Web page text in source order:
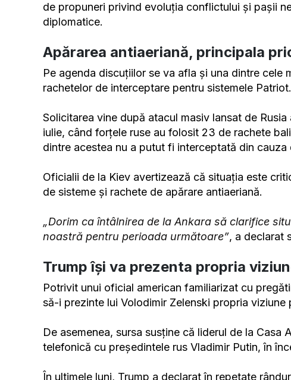
de propuneri privind evoluția conflictului și pașii
diplomatice.
Apărarea antiaeriană, principala
Pe agenda discuțiilor se va afla și una dintre cele
rachetelor de interceptare pentru sistemele Patriot.
Solicitarea vine după atacul masiv lansat de
iulie, când forțele ruse au folosit 23 de rachete
dintre acestea nu a putut fi interceptată din
Oficialii de la Kiev avertizează că situația este
de sisteme și rachete de apărare antiaeriană.
„Dorim ca întâlnirea de la Ankara să clarifice
noastră pentru perioada următoare”, a declarat
Trump își va prezenta propria
Potrivit unui oficial american familiarizat cu
să-i prezinte lui Volodimir Zelenski propria
De asemenea, sursa susține că liderul de la
telefonică cu președintele rus Vladimir Putin, în
În ultimele luni, Trump a declarat în repetate